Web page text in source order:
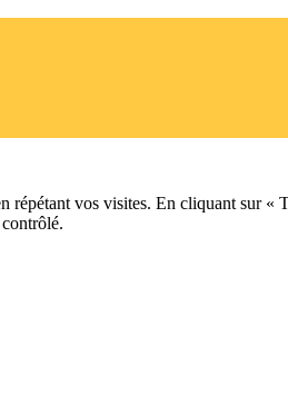
vos visites. En cliquant sur «